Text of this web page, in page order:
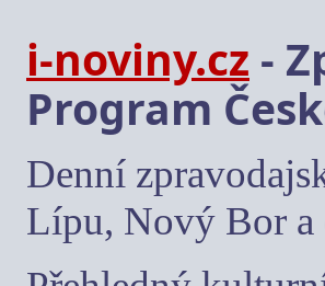
i-noviny.cz -
Program
Denní
Lípu, Nový Bor a